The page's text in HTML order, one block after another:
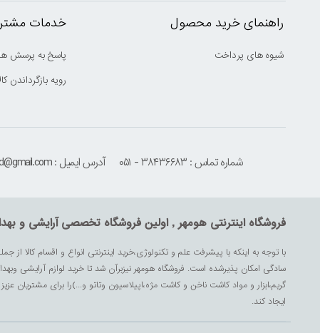
راهنمای خرید محصول
شیوه های پرداخت
خدمات
پاسخ به پرسش
رویه بازگرداندن
شماره تماس : ۳۸۴۳۶۶۸۳ - ۰۵۱ آدرس ایمیل : houmehrmsd@gmail.com
فروشگاه اینترنتی هومهر , اولین فروشگاه تخصصی آرایشی و
با توجه به اینکه با پیشرفت علم و تکنولوژی،خرید اینترنتی انواع و اقسام کالا از
سادگی امکان پذیرشده است. فروشگاه هومهر نیزبرآن شد تا خرید لوازم آرایشی
گریم،ابزار و مواد کاشت ناخن و کاشت مژه،اپیلاسیون وتاتو و...)را برای مشتریان
ایجاد کند.